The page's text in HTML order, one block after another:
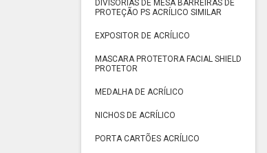
DIVISÓRIAS DE MESA BARREIRAS DE
PROTEÇÃO PS ACRÍLICO SIMILAR
EXPOSITOR DE ACRÍLICO
MASCARA PROTETORA FACIAL SHIELD
PROTETOR
MEDALHA DE ACRÍLICO
NICHOS DE ACRÍLICO
PORTA CARTÕES ACRÍLICO